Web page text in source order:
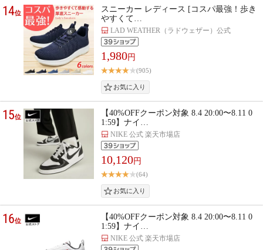
14位
スニーカー レディース [コスパ最強！歩き
やすくて…
LAD WEATHER（ラドウェザー）公式
1,980円
(905)
15位
【40%OFFクーポン対象 8.4 20:00〜8.11 0
1:59】ナイ…
NIKE 公式 楽天市場店
10,120円
(64)
16位
【40%OFFクーポン対象 8.4 20:00〜8.11 0
1:59】ナイ…
NIKE 公式 楽天市場店